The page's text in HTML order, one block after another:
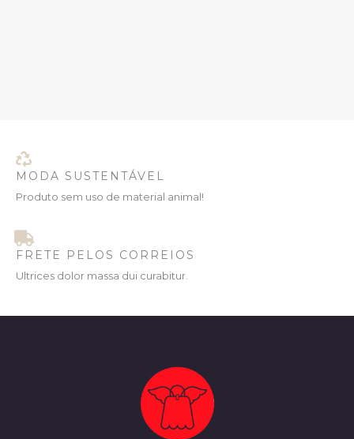
MODA SUSTENTÁVEL
Produto sem uso de material animal!
FRETE PELOS CORREIOS
Ultrices dolor massa dui curabitur.